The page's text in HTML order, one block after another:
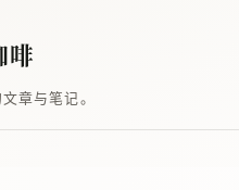
啡
章与笔记。